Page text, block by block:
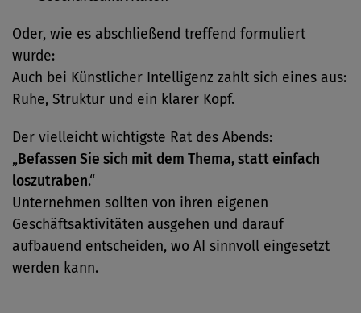
Oder, wie es abschließend treffend formuliert
wurde:
Auch bei Künstlicher Intelligenz zahlt sich eines aus:
Ruhe, Struktur und ein klarer Kopf.
Der vielleicht wichtigste Rat des Abends:
„Befassen Sie sich mit dem Thema, statt einfach
loszutraben.“
Unternehmen sollten von ihren eigenen
Geschäftsaktivitäten ausgehen und darauf
aufbauend entscheiden, wo AI sinnvoll eingesetzt
werden kann.